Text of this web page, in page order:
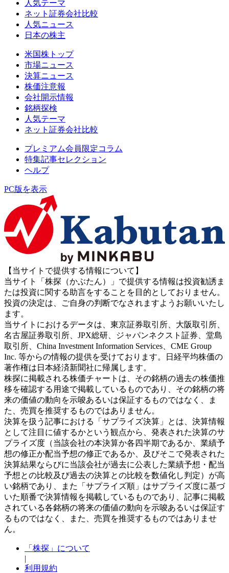
人気テーマ
ネット証券会社比較
人気ニュース
日本の株主
米国株トップ
市場ニュース
決算ニュース
株価注意報
会社開示情報
銘柄探検
人気テーマ
ネット証券会社比較
プレミアム会員限定コラム
特集記事セレクション
ヘルプ
PC版を表示
【当サイトで提供する情報について】
当サイト「株探（かぶたん）」で提供する情報は投資勧誘ま
たは投資に関する助言をすることを目的としておりません。
投資の決定は、ご自身の判断でなされますようお願いいたし
ます。
当サイトにおけるデータは、東京証券取引所、大阪取引所、
名古屋証券取引所、JPX総研、ジャパンネクスト証券、堂島
取引所、China Investment Information Services、CME Group
Inc. 等からの情報の提供を受けております。日経平均株価の
著作権は日本経済新聞社に帰属します。
株探に掲載される株価チャートは、その銘柄の過去の株価推
移を確認する用途で掲載しているものであり、その銘柄の将
来の価値の動向を示唆あるいは保証するものではなく、ま
た、売買を推奨するものではありません。
決算を扱う記事における「サプライズ決算」とは、決算情報
として注目に値するかという観点から、発表された決算のサ
プライズ度（当該会社の本決算か各四半期であるか、業績予
想の修正か配当予想の修正であるか、及びそこで発表された
決算結果ならびに当該会社が過去に公表した業績予想・配当
予想との比較及び過去の決算との比較を数値化し判定）が高
い銘柄であり、また「サプライズ順」はサプライズ度に基づ
いた順番で決算情報を掲載しているものであり、記事に掲載
されている各銘柄の将来の価値の動向を示唆あるいは保証す
るものではなく、また、売買を推奨するものではありませ
ん。
「株探」について
|
利用規約